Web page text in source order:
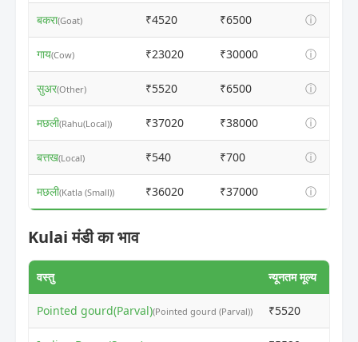
बकरा(Goat) ₹4520 ₹6500 ⓘ
गाय(Cow) ₹23020 ₹30000 ⓘ
सुअर(Other) ₹5520 ₹6500 ⓘ
मछली(Rahu(Local)) ₹37020 ₹38000 ⓘ
बत्तख(Local) ₹540 ₹700 ⓘ
मछली(Katla (Small)) ₹36020 ₹37000 ⓘ
Kulai मंडी का भाव
वस्तु न्यूनतम मूल्य
Pointed gourd(Parval)(Pointed gourd (Parval)) ₹5520